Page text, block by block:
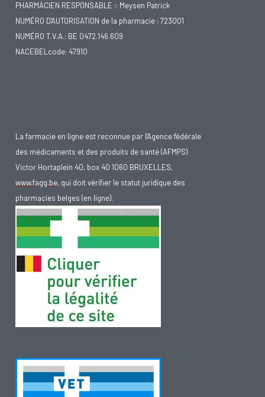
PHARMACIEN RESPONSABLE :: Meysen Patrick
NUMÉRO D'AUTORISATION de la pharmacie : 723001
NUMÉRO T.V.A.: BE 0472.146.609
NACEBELcode: 47910
La farmacie en ligne est reconnue par l'Agence fédérale
des médicaments et des produits de santé (AFMPS)
Victor Hortaplein 40, box 40 1060 BRUXELLES,
www.fagg.be, qui doit vérifier le statut juridique des
pharmacies belges (en ligne).